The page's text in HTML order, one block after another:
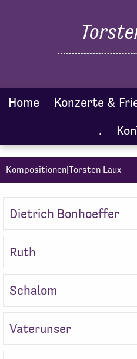
Home Konzerte &
.
Kompositionen|Torsten Laux
Dietrich Bonhoeffer
Ruth
Schalom
Vaterunser